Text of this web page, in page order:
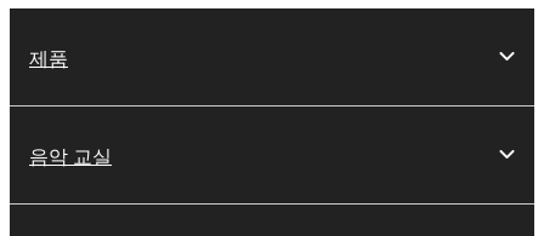
제품
음악 교실